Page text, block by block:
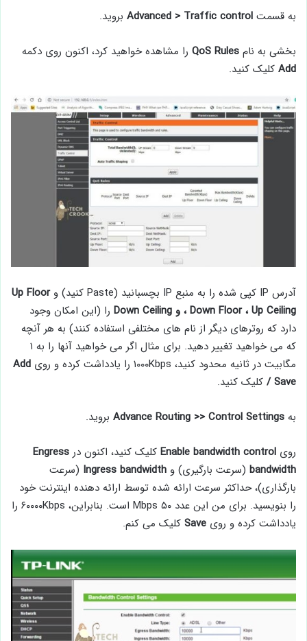
به قسمت بروید.
بخشی به نام QoS Rules را مشاهده خواهید کرد، اکنون روی دکمه
Add کلیک کنید.
آدرس IP کپی شده را به منبع IP بچسبانید (Paste کنید) و
Up Floor
، Down Floor ، Up Ceiling و Down Ceiling
را (این امکان وجود
دارد که روترهای دیگر از نام های مختلفی استفاده کنند) به هر آنچه
که می خواهید تغییر دهید. برای مثال اگر می خواهید آنها را به ۱
مگابیت در ثانیه محدود کنید، ۱۰۰۰Kbps را یادداشت کرده و روی
Add
/ Save کلیک کنید.
به Advance Routing >> Control Settings بروید.
روی Enable bandwidth control کلیک کنید، اکنون در Engress
bandwidth (سرعت بارگیری) و
(سرعت
بارگذاری)، حداکثر سرعت ارائه شده توسط ارائه دهنده اینترنت خود
را بنویسید. برای من این عدد ۵۰ Mbps است. بنابراین، ۶۰۰۰۰Kbps را
یادداشت کرده و روی Save کلیک می کنم.